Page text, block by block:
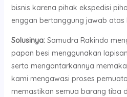
bisnis karena pihak ekspedisi
enggan bertanggung jawab atas
Solusinya:Samudra Rakindo
papan besi menggunakan
serta mengantarkannya
kami mengawasi proses
memastikan semua barang tiba